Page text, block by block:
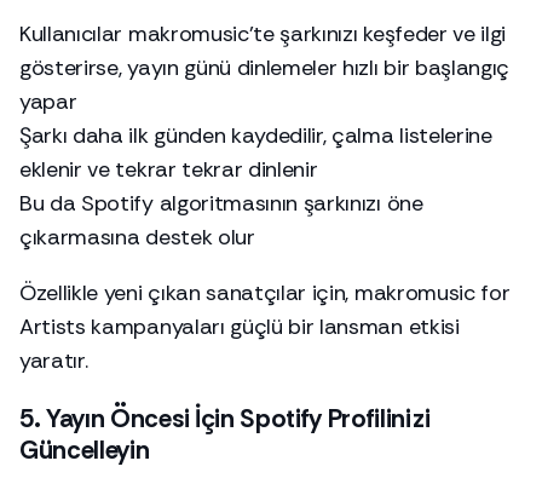
Kullanıcılar makromusic’te şarkınızı keşfeder ve ilgi
gösterirse, yayın günü dinlemeler hızlı bir başlangıç
yapar
Şarkı daha ilk günden kaydedilir, çalma listelerine
eklenir ve tekrar tekrar dinlenir
Bu da Spotify algoritmasının şarkınızı öne
çıkarmasına destek olur
Özellikle yeni çıkan sanatçılar için, makromusic for
Artists kampanyaları güçlü bir lansman etkisi
yaratır.
5. Yayın Öncesi İçin Spotify Profilinizi
Güncelleyin